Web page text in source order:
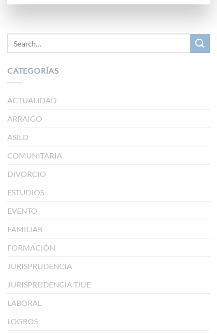
CATEGORÍAS
ACTUALIDAD
ARRAIGO
ASILO
COMUNITARIA
DIVORCIO
ESTUDIOS
EVENTO
FAMILIAR
FORMACIÓN
JURISPRUDENCIA
JURISPRUDENCIA TJUE
LABORAL
LOGROS